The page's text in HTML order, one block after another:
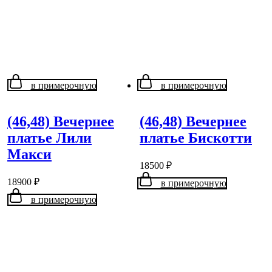
в примерочную
(46,48) Вечернее
платье Лили
Макси
18900 ₽
в примерочную
в примерочную
(46,48) Вечернее
платье Бискотти
18500 ₽
в примерочную